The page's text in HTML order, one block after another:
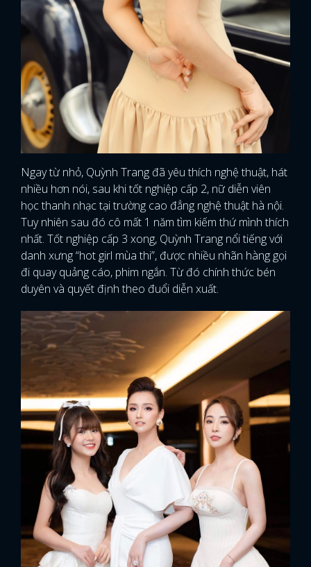
Ngay từ nhỏ, Quỳnh Trang đã yêu thích nghệ thuật, hát
nhiều hơn nói, sau khi tốt nghiệp cấp 2, nữ diễn viên
học thanh nhạc tại trường cao đẳng nghệ thuật hà nội.
Tuy nhiên sau đó cô mất 1 năm tìm kiếm thứ mình thích
nhất. Tốt nghiệp cấp 3 xong, Quỳnh Trang nổi tiếng với
danh xưng “hot girl mùa thi”, được nhiều nhãn hàng gọi
đi quay quảng cáo, phim ngắn. Từ đó chính thức bén
duyên và quyết định theo đuổi diễn xuất.